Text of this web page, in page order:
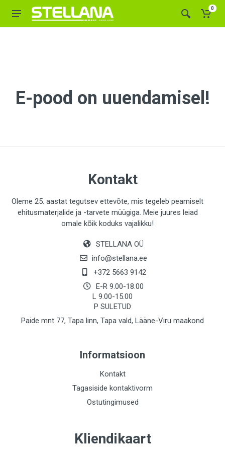
0
E-pood on uuendamisel!
Kontakt
Oleme 25. aastat tegutsev ettevõte, mis tegeleb peamiselt
ehitusmaterjalide ja -tarvete müügiga. Meie juures leiad
omale kõik koduks vajalikku!
STELLANA OÜ
info@stellana.ee
+372 5663 9142
E-R 9.00-18.00
L 9.00-15.00
P SULETUD
Paide mnt 77, Tapa linn, Tapa vald, Lääne-Viru maakond
Informatsioon
Kontakt
Tagasiside kontaktivorm
Ostutingimused
Kliendikaart